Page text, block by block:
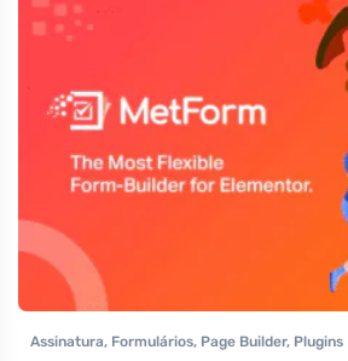
Assinatura, Formulários, Page Builder, Plugins